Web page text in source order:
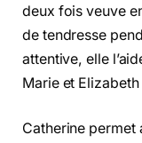
deux fois veuve
de tendresse
attentive, elle
Marie et
Catherine permet